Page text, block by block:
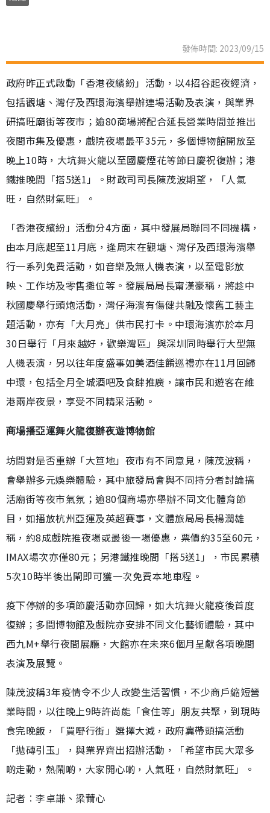
發佈時間: 2023/09/15
政府昨正式啟動「香港夜繽紛」活動，以4招谷起夜經濟，
包括觀塘、灣仔及西環海濱舉辦連場活動及表演，與業界
研搞旺廟街等夜市；逾80商場將配合延長營業時間並推出
夜間市集及優惠，戲院夜場最平35元，多個博物館開放至
晚上10時，大坑舞火龍以至國慶煙花等節日慶祝復辦；港
鐵推晚間「搭5送1」。財政司司長陳茂波期望，「人氣
旺，自然財氣旺」。
「香港夜繽紛」活動分4方面，其中發展局聯同不同機構，
由本月底起至11月底，逢周末在觀塘、灣仔及西環海濱舉
行一系列免費活動，如音樂及無人機表演，以至電影放
映、工作坊及零售攤位等。發展局局長甯漢豪稱，將趁中
秋國慶舉行頭炮活動，灣仔海濱有傷健共融及懷舊工藝主
題活動，亦有「大月亮」供市民打卡。中環海濱亦於本月
30日舉行「月來越好，歡樂灣區」與深圳同時舉行大型無
人機表演，另以往年度盛事如美酒佳餚巡禮亦在11月回歸
中環，包括全月全城酒吧及食肆推廣，讓市民和遊客在維
港兩岸夜景，享受不同精采活動。
商場播亞運舞火龍復辦夜遊博物館
坊間對是否重辦「大笪地」夜市有不同意見，陳茂波稱，
會舉辦多元娛樂體驗，其中旅發局會與不同持分者討論搞
活廟街等夜市氣氛；逾80個商場亦舉辦不同文化體育節
目，如播放杭州亞運及英超賽事，文體旅局局長楊潤雄
稱，約8成戲院推夜場或最後一場優惠，票價約35至60元，
IMAX場次亦僅80元；另港鐵推晚間「搭5送1」，市民累積
5次10時半後出閘即可獲一次免費本地車程。
疫下停辦的多項節慶活動亦回歸，如大坑舞火龍疫後首度
復辦；多間博物館及戲院亦安排不同文化藝術體驗，其中
西九M+舉行夜間展廳，大館亦在未來6個月呈獻各項晚間
表演及展覽。
陳茂波稱3年疫情令不少人改變生活習慣，不少商戶縮短營
業時間，以往晚上9時許尚能「食住等」朋友共聚，到現時
食完晚飯，「買嘢行街」選擇大減，政府冀帶頭搞活動
「拋磚引玉」，與業界齊出招辦活動，「希望市民大眾多
啲走動，熱鬧啲，大家開心啲，人氣旺，自然財氣旺」。
記者︰李卓謙、梁薾心